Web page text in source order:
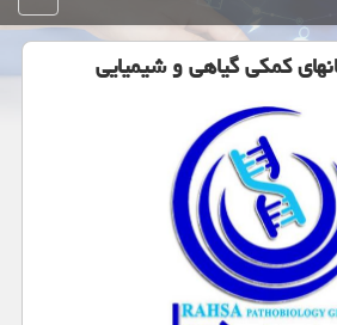
كمكی گیاهی و شیمیایی